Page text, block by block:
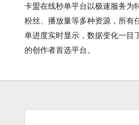
卡盟在线秒单平台以极速服务为
粉丝、播放量等多种资源，所有
单进度实时显示，数据变化一目
的创作者首选平台。